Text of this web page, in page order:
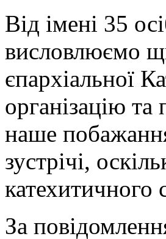
Від імені 35
висловлюємо
єпархіальної
організацію
наше
зустрічі,
катехитичного
За